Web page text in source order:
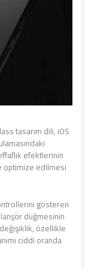
tasarım dili, iOS
efektlerinin
optimize edilmesi
gösteren
düğmesinin
değişiklik, özellikle
ciddi oranda